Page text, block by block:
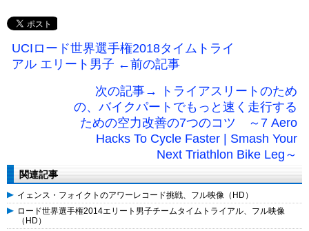
UCIロード世界選手権2018タイムトライ
アル エリート男子 ←前の記事
次の記事→ トライアスリートのため
の、バイクパートでもっと速く走行する
ための空力改善の7つのコツ ～7 Aero
Hacks To Cycle Faster | Smash Your
Next Triathlon Bike Leg～
関連記事
イェンス・フォイクトのアワーレコード挑戦、フル映像（HD）
ロード世界選手権2014エリート男子チームタイムトライアル、フル映像
（HD）